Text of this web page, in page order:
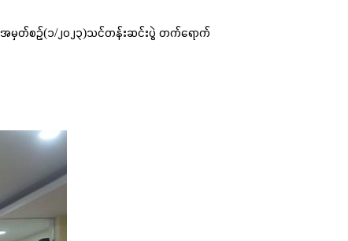
အမှတ်စဉ်(၁/၂၀၂၃)သင်တန်းဆင်းပွဲ တက်ရောက်